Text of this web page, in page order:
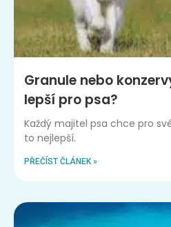
Granule nebo
lepší pro psa?
Každý majitel psa chce pro
to nejlepší.
PŘEČÍST ČLÁNEK »